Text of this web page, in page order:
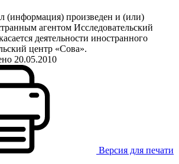
(информация) произведен и (или)
агентом Исследовательский
деятельности иностранного
центр «Сова».
20.05.2010
Версия для печати